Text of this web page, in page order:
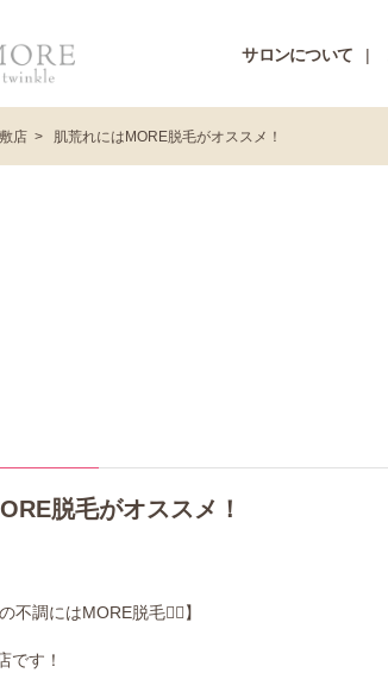
サロンについて
店 肌荒れにはMORE脱毛がオススメ！
脱毛がオススメ！
不調にはMORE脱毛🙆‍♀️】
です！